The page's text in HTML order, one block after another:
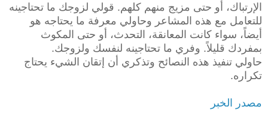
الإرتباك، أو حتى مزيج منهم كلهم. قولي لزوجك ما تحتاجينه
للتعامل مع هذه المشاعر وحاولي معرفة ما يحتاجه هو
أيضاً، سواء كانت المعانقة، التحدث، أو حتى المكوث
بمفردك قليلاً. وفري ما تحتاجينه لنفسك ولزوجك.
حاولي تنفيذ هذه النصائح وتذكري أن إتقان الشيء يحتاج
تكراره.
مصدر الخبر